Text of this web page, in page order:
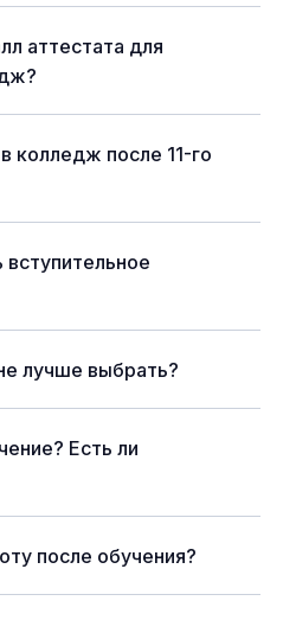
аттестата для
колледж после 11-го
лучше выбрать?
Есть ли
после обучения?